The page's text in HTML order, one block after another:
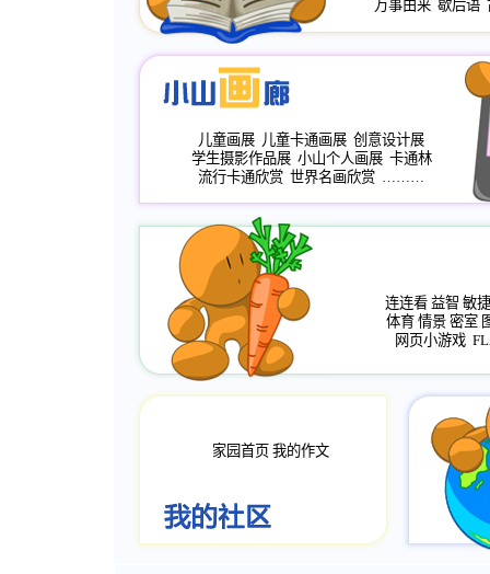
万事由来 歇后语
儿童画展 儿童卡通画展 创意设计展
学生摄影作品展 小山个人画展 卡通林
流行卡通欣赏 世界名画欣赏 ………
连连看 益智 敏捷
体育 情景 密室
网页小游戏
家园首页 我的作文